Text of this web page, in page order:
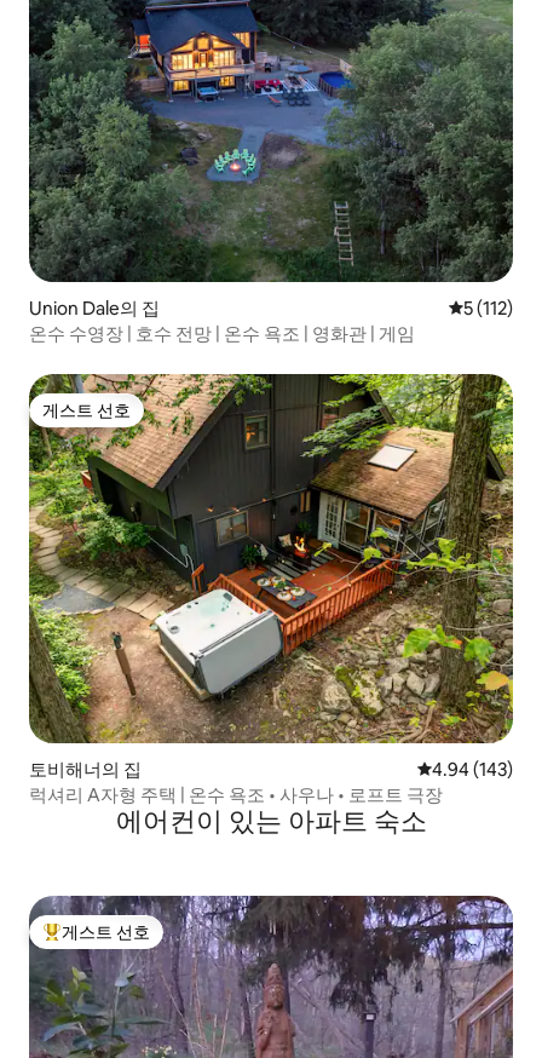
Union Dale의 집 평점 5점(5
5 (112)
온수 수영장 | 호수 전망 | 온수 욕조 | 영화관 | 게임
게스트 선호
게스트 선호
토비해너의 집 평점 4.94점(5
4.94 (143)
럭셔리 A자형 주택 | 온수 욕조 • 사우나 • 로프트 극장
에어컨이 있는 아파트 숙소
상위 게스트 선호
게스트 선호